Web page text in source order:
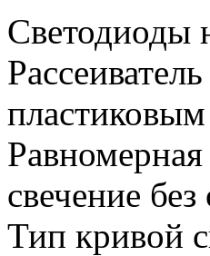
Светодиоды
Равномерная
свечение
Тип кривой